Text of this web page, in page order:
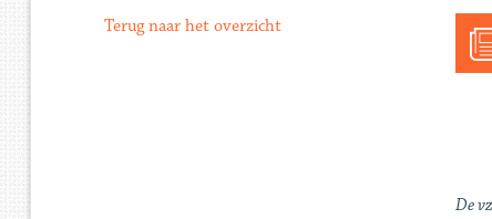
De
Terug naar het overzicht